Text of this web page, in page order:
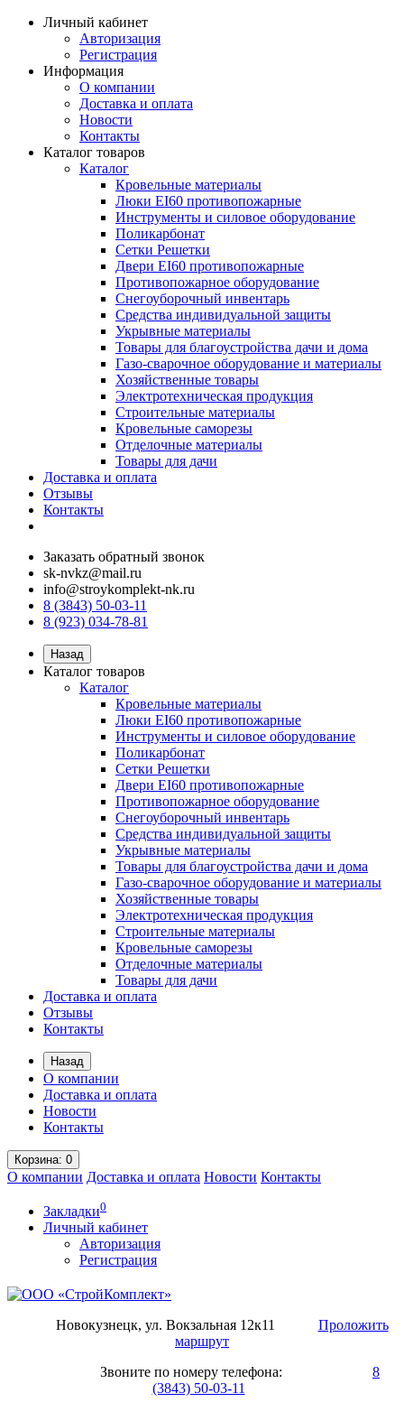
Личный кабинет
Авторизация
Регистрация
Информация
О компании
Доставка и оплата
Новости
Контакты
Каталог товаров
Каталог
Кровельные материалы
Люки EI60 противопожарные
Инструменты и силовое оборудование
Поликарбонат
Сетки Решетки
Двери EI60 противопожарные
Противопожарное оборудование
Снегоуборочный инвентарь
Средства индивидуальной защиты
Укрывные материалы
Товары для благоустройства дачи и дома
Газо-сварочное оборудование и материалы
Хозяйственные товары
Электротехническая продукция
Строительные материалы
Кровельные саморезы
Отделочные материалы
Товары для дачи
Доставка и оплата
Отзывы
Контакты
Заказать обратный звонок
sk-nvkz@mail.ru
info@stroykomplekt-nk.ru
8 (3843) 50-03-11
8 (923) 034-78-81
Назад
Каталог товаров
Каталог
Кровельные материалы
Люки EI60 противопожарные
Инструменты и силовое оборудование
Поликарбонат
Сетки Решетки
Двери EI60 противопожарные
Противопожарное оборудование
Снегоуборочный инвентарь
Средства индивидуальной защиты
Укрывные материалы
Товары для благоустройства дачи и дома
Газо-сварочное оборудование и материалы
Хозяйственные товары
Электротехническая продукция
Строительные материалы
Кровельные саморезы
Отделочные материалы
Товары для дачи
Доставка и оплата
Отзывы
Контакты
Назад
О компании
Доставка и оплата
Новости
Контакты
Корзина: 0
О компании Доставка и оплата Новости Контакты
Закладки0
Личный кабинет
Авторизация
Регистрация
Новокузнецк, ул. Вокзальная 12к11 Проложить
маршрут
Звоните по номеру телефона: 8
(3843) 50-03-11